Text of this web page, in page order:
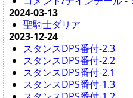
2024-03-13
聖騎士ダリア
2023-12-24
スタンスDPS番付-2.3
スタンスDPS番付-2.2
スタンスDPS番付-2.1
スタンスDPS番付-1.3